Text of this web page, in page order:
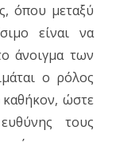
όπου μεταξύ
είναι να
άνοιγμα των
ο ρόλος
ώστε
τους